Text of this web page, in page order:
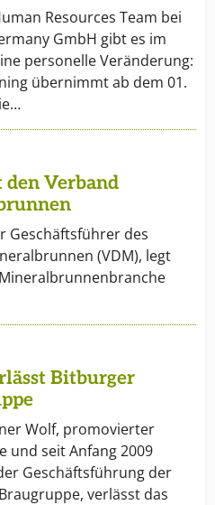
Resources Team bei
GmbH gibt es im
personelle Veränderung:
übernimmt ab dem 01.
den Verband
Geschäftsführer des
(VDM), legt
Bitburger
Wolf, promovierter
und seit Anfang 2009
Geschäftsführung der
verlässt das